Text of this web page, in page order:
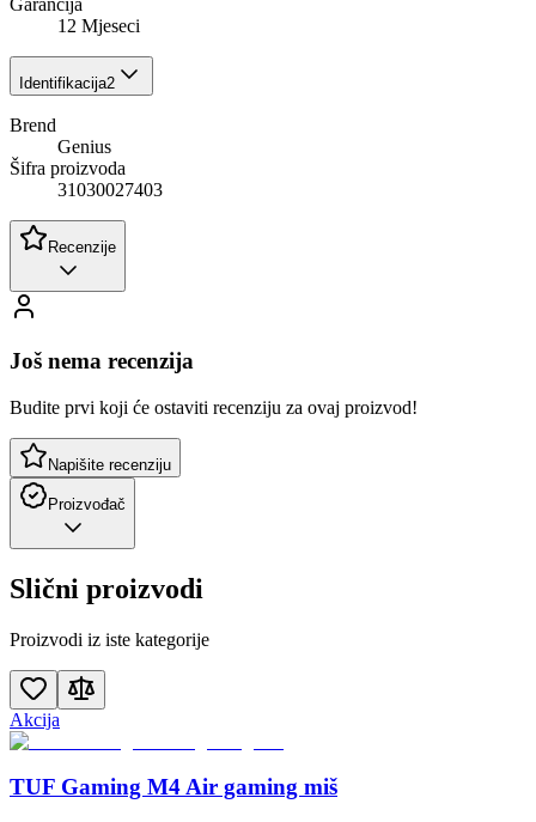
Garancija
12 Mjeseci
Identifikacija2
Brend
Genius
Šifra proizvoda
31030027403
Recenzije
Još nema recenzija
Budite prvi koji će ostaviti recenziju za ovaj proizvod!
Napišite recenziju
Proizvođač
Slični proizvodi
Proizvodi iz iste kategorije
Akcija
TUF Gaming M4 Air gaming miš